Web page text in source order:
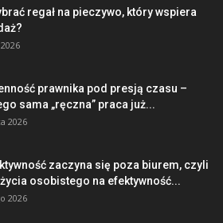
regał na pieczywo, który wspiera
prawnika pod presją czasu –
sama „ręczna” praca już...
2026
zaczyna się poza biurem, czyli
życia osobistego na efektywność...
2026